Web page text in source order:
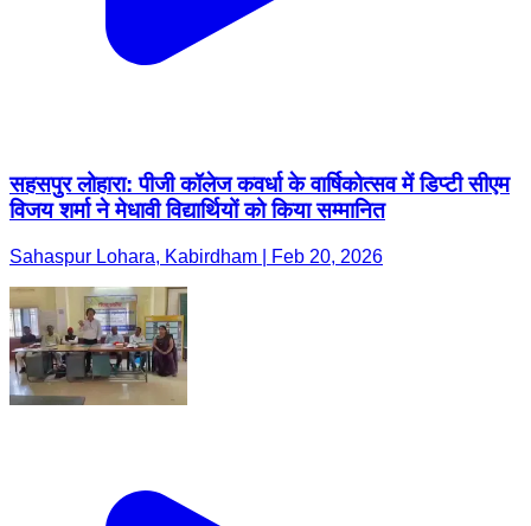
सहसपुर लोहारा: पीजी कॉलेज कवर्धा के वार्षिकोत्सव में डिप्टी सीएम
विजय शर्मा ने मेधावी विद्यार्थियों को किया सम्मानित
Sahaspur Lohara, Kabirdham | Feb 20, 2026